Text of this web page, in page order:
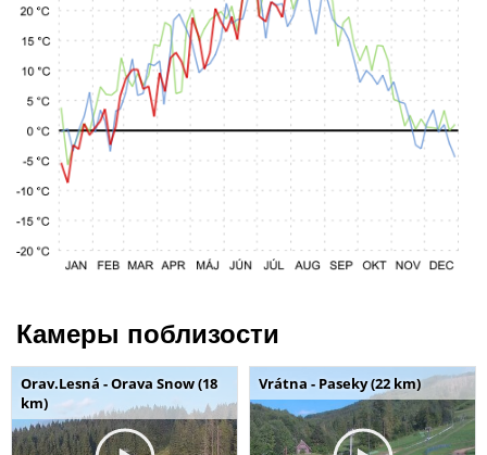
Камеры поблизости
Orav.Lesná - Orava Snow (18
km)
Vrátna - Paseky (22 km)